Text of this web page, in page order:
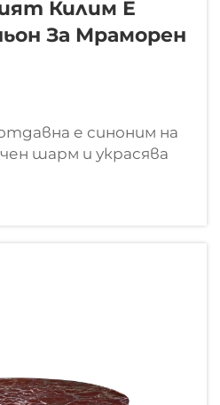
Килим Е
За Мраморен
е синоним на
шарм и украсява
с висок
сгради по целия
най-изисканите